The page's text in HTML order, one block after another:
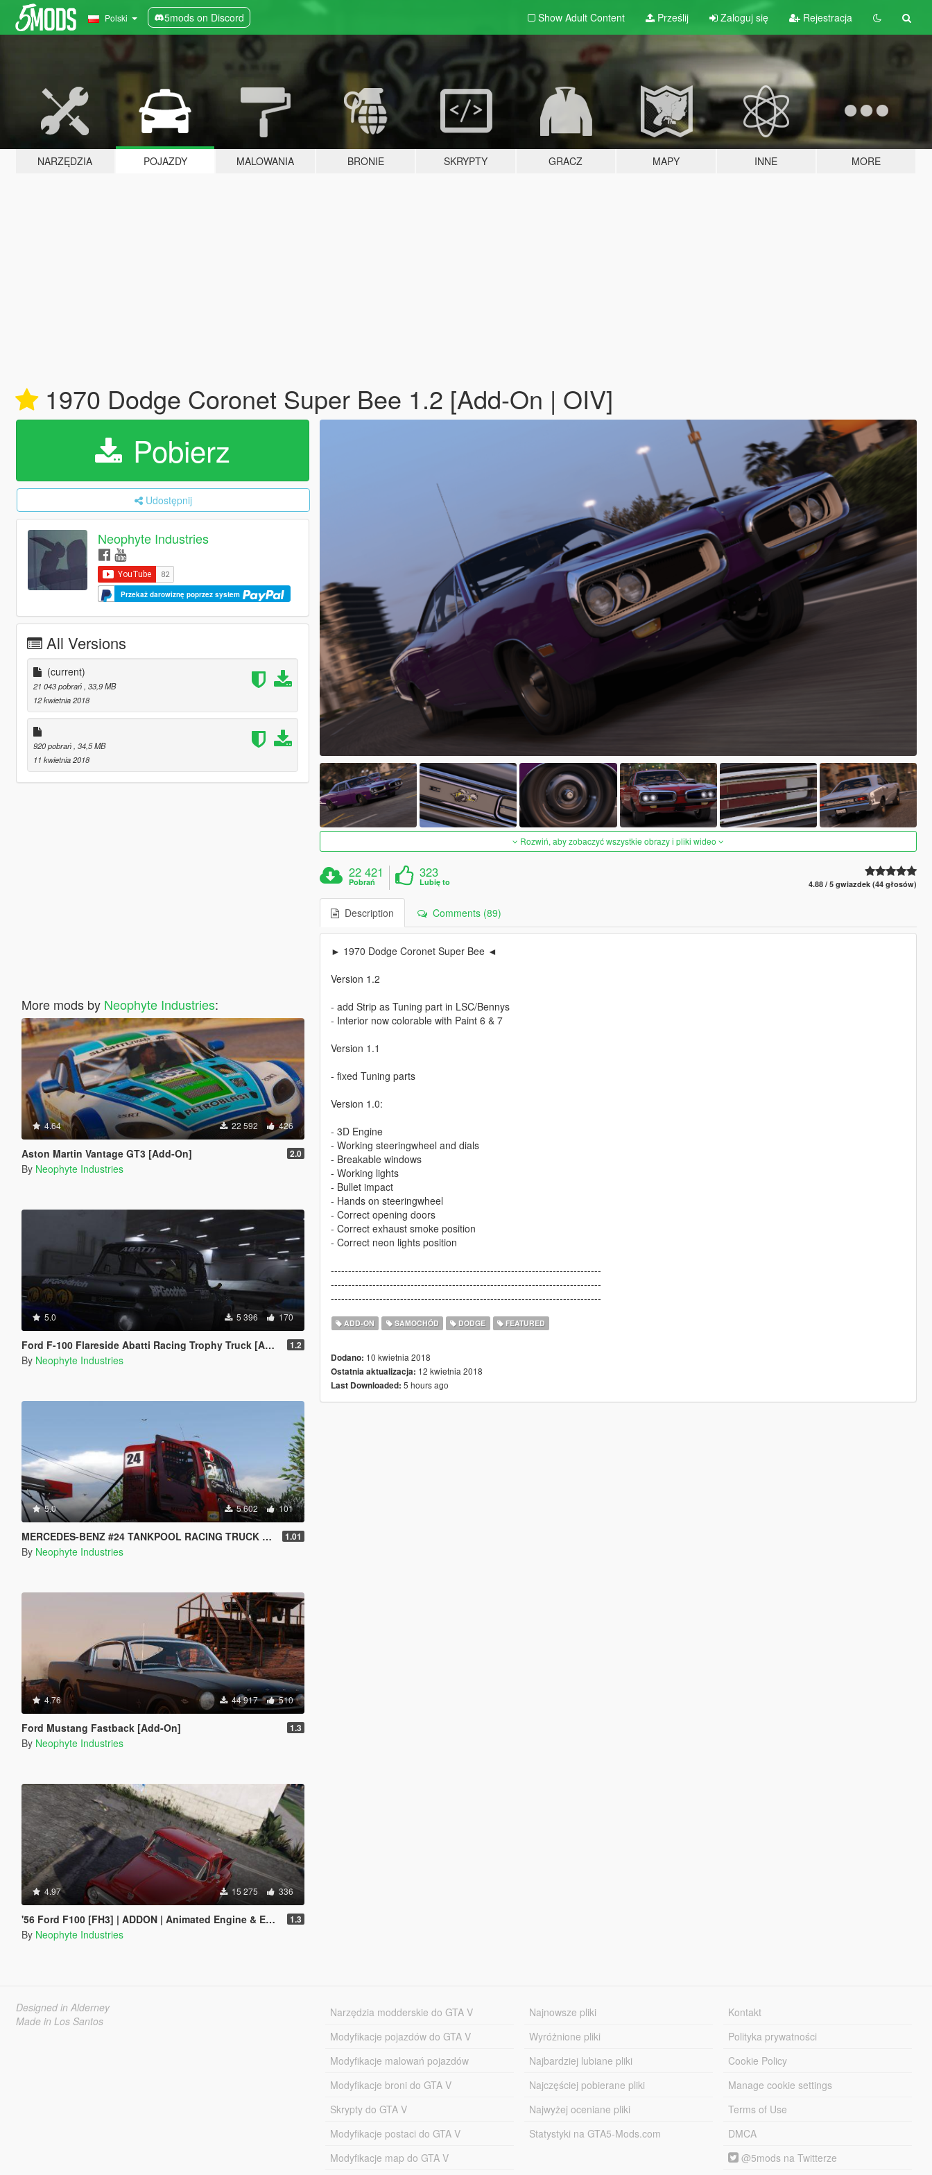
Polski 5mods on Discord Show Adult Content Prześlij Zaloguj się Rejestracja
NARZĘDZIA POJAZDY MALOWANIA BRONIE SKRYPTY GRACZ MAPY INNE MORE
1970 Dodge Coronet Super Bee 1.2 [Add-On | OIV]
Pobierz
Udostępnij
Neophyte Industries
Przekaż darowiznę poprzez system
All Versions
(current)
21 043 pobrań, 33,9 MB
12 kwietnia 2018
920 pobrań, 34,5 MB
11 kwietnia 2018
More mods by Neophyte Industries:
4.64 22 592 426
Aston Martin Vantage GT3 [Add-On] 2.0
By Neophyte Industries
5.0 5 396 170
Ford F-100 Flareside Abatti Racing Trophy Truck [Add-On | Livery | Animated] 1.2
By Neophyte Industries
5.0 5 602 101
MERCEDES-BENZ #24 TANKPOOL RACING TRUCK 2015 [ADDON | ANIMATED] 1.01
By Neophyte Industries
4.76 44 917 510
Ford Mustang Fastback [Add-On] 1.3
By Neophyte Industries
4.97 15 275 336
'56 Ford F100 [FH3] | ADDON | Animated Engine & Exhaust 1.3
By Neophyte Industries
Rozwiń, aby zobaczyć wszystkie obrazy i pliki wideo
22 421
Pobrań
323
Lubię to 4.88 / 5 gwiazdek (44 głosów)
Description Comments (89)
► 1970 Dodge Coronet Super Bee ◄
Version 1.2
- add Strip as Tuning part in LSC/Bennys
- Interior now colorable with Paint 6 & 7
Version 1.1
- fixed Tuning parts
Version 1.0:
- 3D Engine
- Working steeringwheel and dials
- Breakable windows
- Working lights
- Bullet impact
- Hands on steeringwheel
- Correct opening doors
- Correct exhaust smoke position
- Correct neon lights position
------------------------------------------------------------------------------
------------------------------------------------------------------------------
------------------------------------------------------------------------------
ADD-ON SAMOCHÓD DODGE FEATURED
Dodano: 10 kwietnia 2018
Ostatnia aktualizacja: 12 kwietnia 2018
Last Downloaded: 5 hours ago
Designed in Alderney
Made in Los Santos
Narzędzia modderskie do GTA V
Modyfikacje pojazdów do GTA V
Modyfikacje malowań pojazdów
Modyfikacje broni do GTA V
Skrypty do GTA V
Modyfikacje postaci do GTA V
Modyfikacje map do GTA V
Najnowsze pliki
Wyróżnione pliki
Najbardziej lubiane pliki
Najczęściej pobierane pliki
Najwyżej oceniane pliki
Statystyki na GTA5-Mods.com
Kontakt
Polityka prywatności
Cookie Policy
Manage cookie settings
Terms of Use
DMCA
@5mods na Twitterze